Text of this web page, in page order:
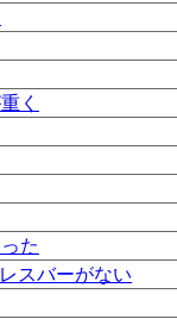
く
た
スバーがない